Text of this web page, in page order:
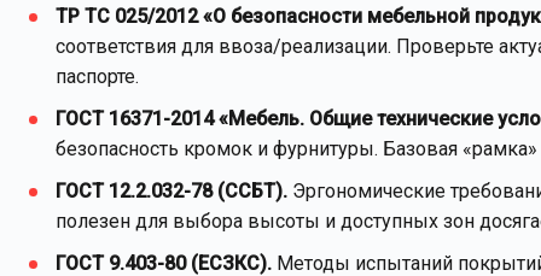
ТР ТС 025/2012 «О безопасности мебельной
соответствия для ввоза/реализации. Проверьте
паспорте.
ГОСТ 16371-2014 «Мебель. Общие технические
безопасность кромок и фурнитуры. Базовая «рамка»
ГОСТ 12.2.032-78 (ССБТ). Эргономические
полезен для выбора высоты и доступных зон
ГОСТ 9.403-80 (ЕСЗКС). Методы испытаний